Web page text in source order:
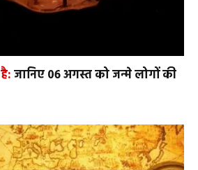
जानिए 06 अगस्त को जन्मे लोगों की